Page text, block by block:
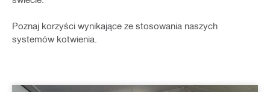
Poznaj korzyści wynikające ze stosowania naszych
systemów kotwienia.